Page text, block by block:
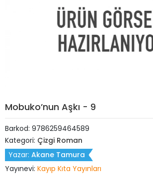
Mobuko’nun Aşkı - 9
Barkod: 9786259464589
Kategori: Çizgi Roman
Yazar: Akane Tamura
Yayınevi: Kayıp Kıta Yayınları